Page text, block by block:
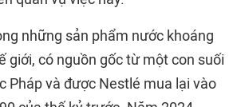
những sản phẩm nước khoáng
giới, có nguồn gốc từ một con suối
Pháp và được Nestlé mua lại vào